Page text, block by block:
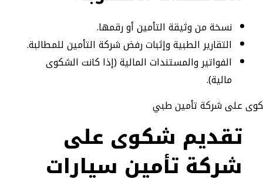
نسخة من وثيقة التأمين أو رقمها.
التقارير الطبية وإثبات رفض شركة التأمين للمطالبة.
الفواتير والمستندات المالية (إذا كانت الشكوى
مالية).
تقديم شكوى على
شركة تأمين سيارات